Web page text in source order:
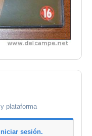
plataforma
sesión.